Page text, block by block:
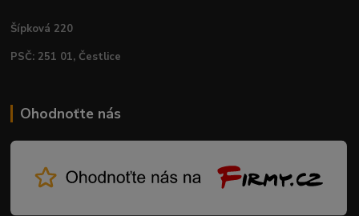
Šípková 220
PSČ: 251 01, Čestlice
Ohodnoťte nás